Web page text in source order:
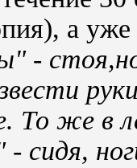
а уже
-
То же в
сидя,